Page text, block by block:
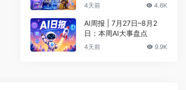
esence、DNA证据被曝可
一句话生成3D游戏
4天前 4.6K
AI周报 | 7月27日–8月2
日：本周AI大事盘点
4天前 9.9K